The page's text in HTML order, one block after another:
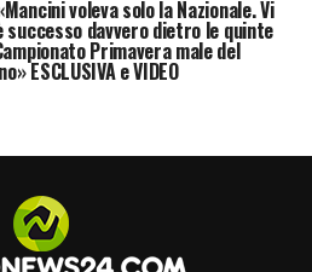
i responsabili degli
l’etica sportiva del club,
NOSTRE TOP NEWS
voleva solo la Nazionale. Vi
successo davvero dietro le quinte
Primavera male del
ESCLUSIVA e VIDEO